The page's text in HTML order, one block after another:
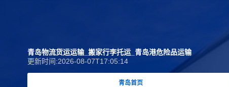
青岛物流货运运输_搬家行李托运_青岛港危险品运输
更新时间:2026-08-07T17:05:14
青岛首页